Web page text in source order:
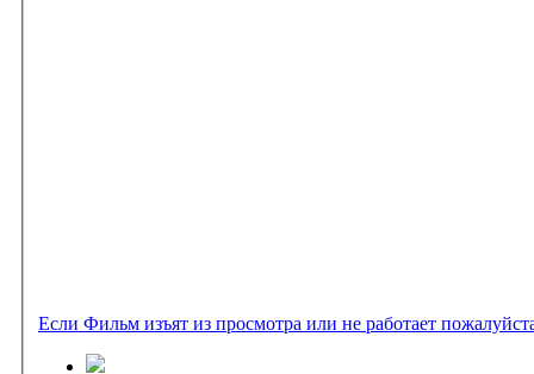
Если Фильм изъят из просмотра или не работает